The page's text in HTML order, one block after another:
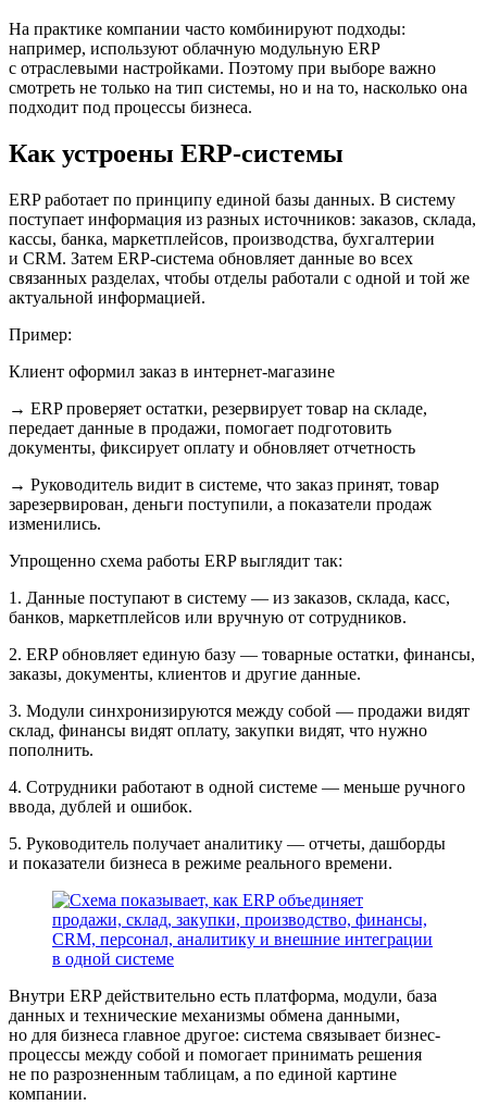
На практике компании часто комбинируют подходы:
например, используют облачную модульную ERP
с отраслевыми настройками. Поэтому при выборе важно
смотреть не только на тип системы, но и на то, насколько она
подходит под процессы бизнеса.
Как устроены ERP-системы
ERP работает по принципу единой базы данных. В систему
поступает информация из разных источников: заказов, склада,
кассы, банка, маркетплейсов, производства, бухгалтерии
и CRM. Затем ERP-система обновляет данные во всех
связанных разделах, чтобы отделы работали с одной и той же
актуальной информацией.
Пример:
Клиент оформил заказ в интернет-магазине
→ ERP проверяет остатки, резервирует товар на складе,
передает данные в продажи, помогает подготовить
документы, фиксирует оплату и обновляет отчетность
→ Руководитель видит в системе, что заказ принят, товар
зарезервирован, деньги поступили, а показатели продаж
изменились.
Упрощенно схема работы ERP выглядит так:
1. Данные поступают в систему — из заказов, склада, касс,
банков, маркетплейсов или вручную от сотрудников.
2. ERP обновляет единую базу — товарные остатки, финансы,
заказы, документы, клиентов и другие данные.
3. Модули синхронизируются между собой — продажи видят
склад, финансы видят оплату, закупки видят, что нужно
пополнить.
4. Сотрудники работают в одной системе — меньше ручного
ввода, дублей и ошибок.
5. Руководитель получает аналитику — отчеты, дашборды
и показатели бизнеса в режиме реального времени.
Внутри ERP действительно есть платформа, модули, база
данных и технические механизмы обмена данными,
но для бизнеса главное другое: система связывает бизнес-
процессы между собой и помогает принимать решения
не по разрозненным таблицам, а по единой картине
компании.